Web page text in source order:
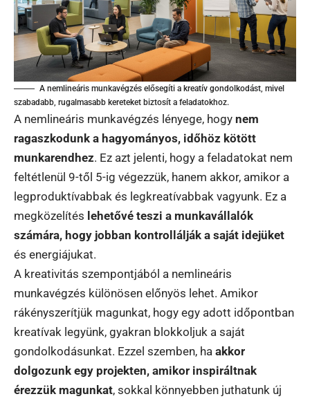
A nemlineáris munkavégzés elősegíti a kreatív gondolkodást, mivel
szabadabb, rugalmasabb kereteket biztosít a feladatokhoz.
A nemlineáris munkavégzés lényege, hogy nem
ragaszkodunk a hagyományos, időhöz kötött
munkarendhez. Ez azt jelenti, hogy a feladatokat nem
feltétlenül 9-től 5-ig végezzük, hanem akkor, amikor a
legproduktívabbak és legkreatívabbak vagyunk. Ez a
megközelítés lehetővé teszi a munkavállalók
számára, hogy jobban kontrollálják a saját idejüket
és energiájukat.
A kreativitás szempontjából a nemlineáris
munkavégzés különösen előnyös lehet. Amikor
rákényszerítjük magunkat, hogy egy adott időpontban
kreatívak legyünk, gyakran blokkoljuk a saját
gondolkodásunkat. Ezzel szemben, ha akkor
dolgozunk egy projekten, amikor inspiráltnak
érezzük magunkat, sokkal könnyebben juthatunk új